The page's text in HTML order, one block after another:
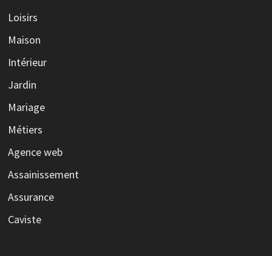
Loisirs
Maison
Intérieur
Jardin
Mariage
Métiers
Agence web
Assainissement
Assurance
Caviste